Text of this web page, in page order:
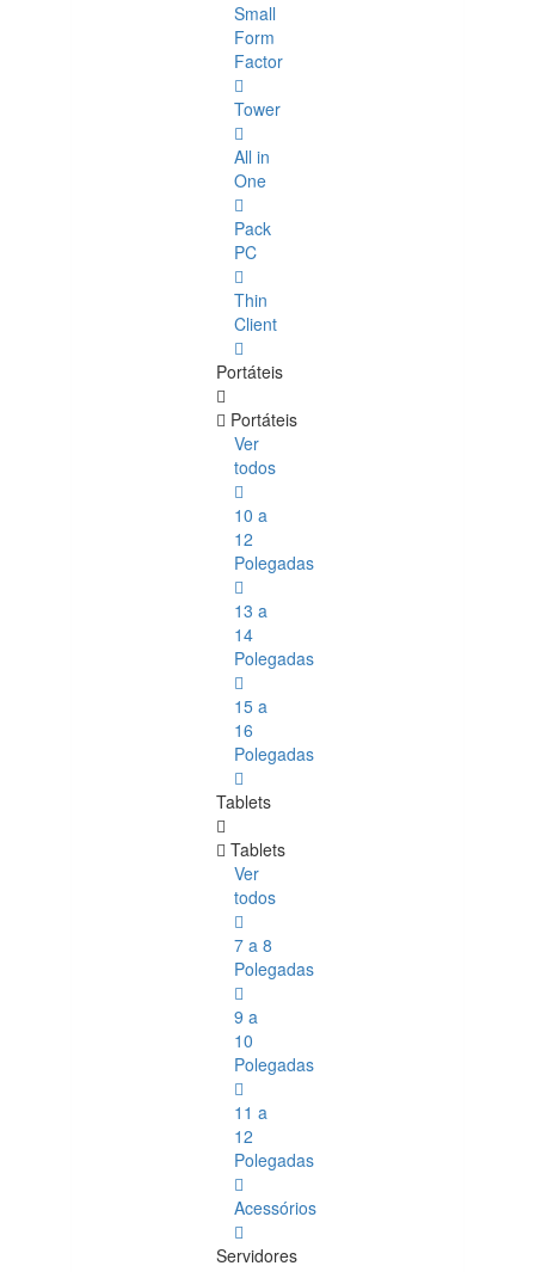
Small
Form
Factor
Tower
All in
One
Pack
PC
Thin
Client
Portáteis
Portáteis
Ver
todos
10 a
12
Polegadas
13 a
14
Polegadas
15 a
16
Polegadas
Tablets
Tablets
Ver
todos
7 a 8
Polegadas
9 a
10
Polegadas
11 a
12
Polegadas
Acessórios
Servidores